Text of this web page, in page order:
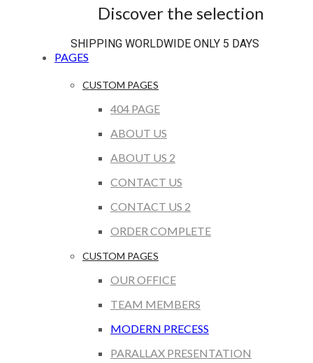
Discover the selection
SHIPPING WORLDWIDE ONLY 5 DAYS
PAGES
CUSTOM PAGES
404 PAGE
ABOUT US
ABOUT US 2
CONTACT US
CONTACT US 2
ORDER COMPLETE
CUSTOM PAGES
OUR OFFICE
TEAM MEMBERS
MODERN PRECESS
PARALLAX PRESENTATION